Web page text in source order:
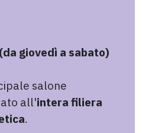
giovedì a sabato)
salone
all'intera filiera
.